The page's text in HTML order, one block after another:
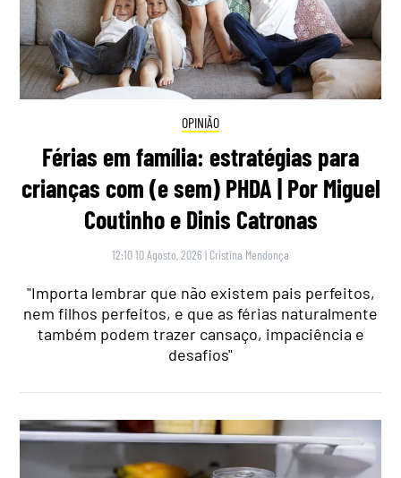
OPINIÃO
Férias em família: estratégias para
crianças com (e sem) PHDA | Por Miguel
Coutinho e Dinis Catronas
12:10 10 Agosto, 2026 | Cristina Mendonça
"Importa lembrar que não existem pais perfeitos,
nem filhos perfeitos, e que as férias naturalmente
também podem trazer cansaço, impaciência e
desafios"